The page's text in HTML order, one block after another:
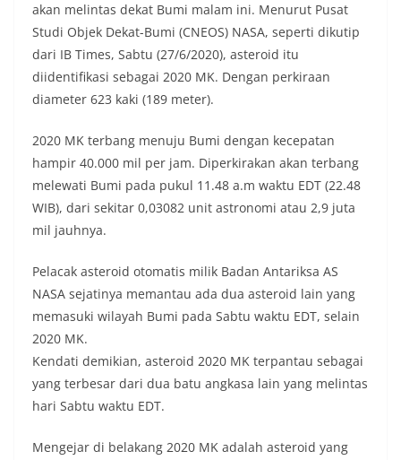
akan melintas dekat Bumi malam ini. Menurut Pusat
Studi Objek Dekat-Bumi (CNEOS) NASA, seperti dikutip
dari IB Times, Sabtu (27/6/2020), asteroid itu
diidentifikasi sebagai 2020 MK. Dengan perkiraan
diameter 623 kaki (189 meter).
2020 MK terbang menuju Bumi dengan kecepatan
hampir 40.000 mil per jam. Diperkirakan akan terbang
melewati Bumi pada pukul 11.48 a.m waktu EDT (22.48
WIB), dari sekitar 0,03082 unit astronomi atau 2,9 juta
mil jauhnya.
Pelacak asteroid otomatis milik Badan Antariksa AS
NASA sejatinya memantau ada dua asteroid lain yang
memasuki wilayah Bumi pada Sabtu waktu EDT, selain
2020 MK.
Kendati demikian, asteroid 2020 MK terpantau sebagai
yang terbesar dari dua batu angkasa lain yang melintas
hari Sabtu waktu EDT.
Mengejar di belakang 2020 MK adalah asteroid yang